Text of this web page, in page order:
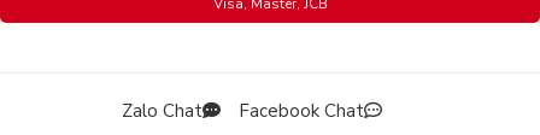
Zalo Chat Facebook Chat